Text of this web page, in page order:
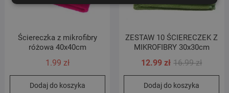
Ściereczka z mikrofibry
różowa 40x40cm
1.99 zł
Dodaj do koszyka
ZESTAW 10 ŚCIERECZEK Z
MIKROFIBRY 30x30cm
16.99zł
cena
12.99zł
cena
Dodaj do koszyka